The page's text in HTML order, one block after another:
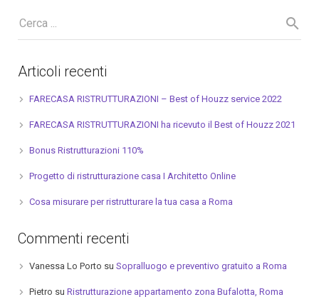
Articoli recenti
FARECASA RISTRUTTURAZIONI – Best of Houzz service 2022
FARECASA RISTRUTTURAZIONI ha ricevuto il Best of Houzz 2021
Bonus Ristrutturazioni 110%
Progetto di ristrutturazione casa I Architetto Online
Cosa misurare per ristrutturare la tua casa a Roma
Commenti recenti
Vanessa Lo Porto su Sopralluogo e preventivo gratuito a Roma
Pietro su Ristrutturazione appartamento zona Bufalotta, Roma